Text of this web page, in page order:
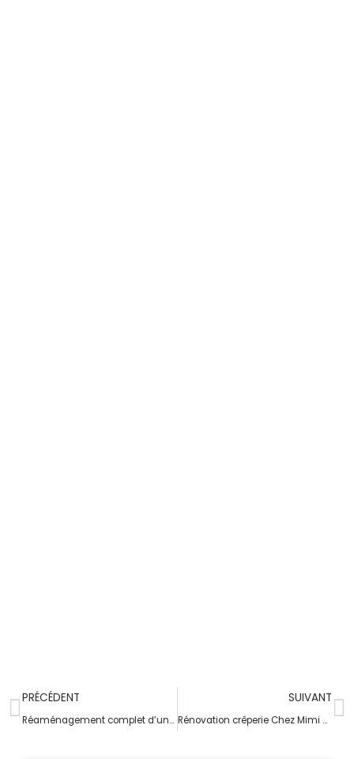
PRÉCÉDENT
Réaménagement complet d’une chambre parentale avec dressing sur Pleuven
SUIVANT
Rénovation crêperie Chez Mimi à Pleuven